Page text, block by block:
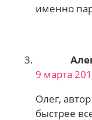
именно
9 марта
Олег,
быстрее